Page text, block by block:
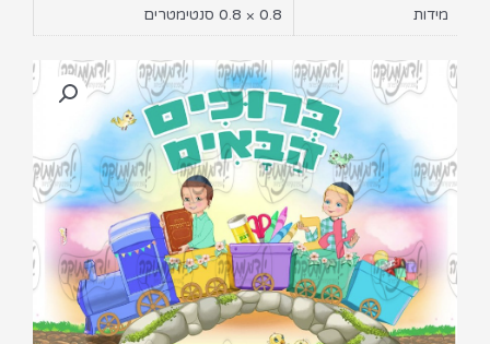
מידות 0.8 × 0.8 סנטימטרים